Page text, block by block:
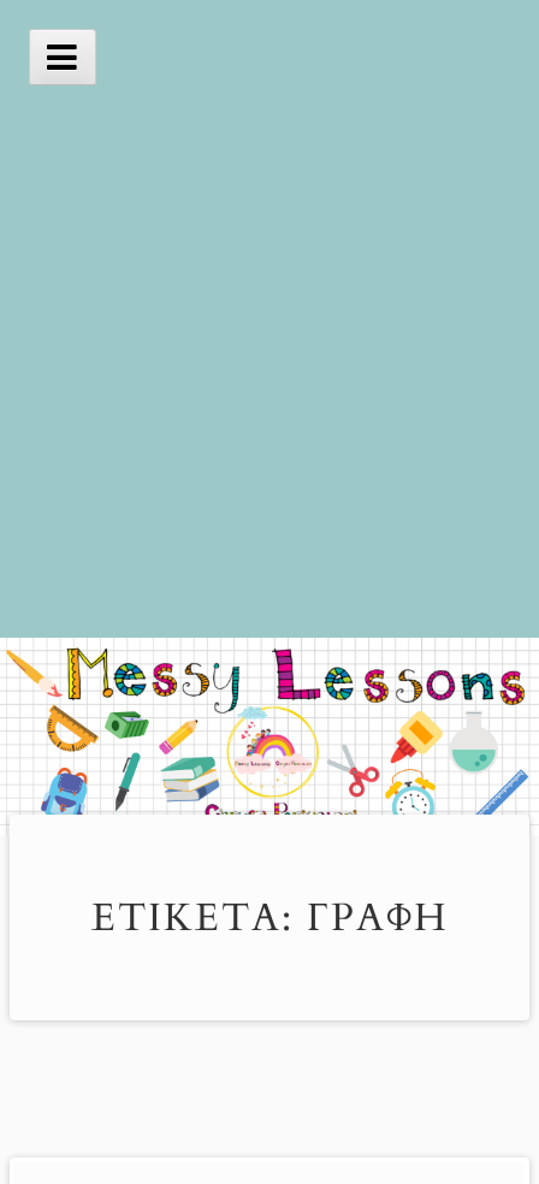
ΕΤΙΚΈΤΑ: ΓΡΑΦΉ